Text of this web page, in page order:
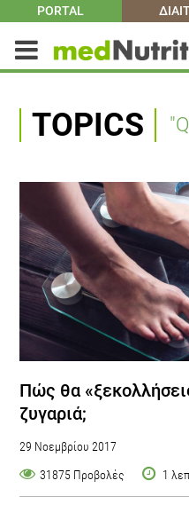
PORTAL
TOPICS
Πώς θα
ζυγαριά;
29 Νοεμβρίου 2017
31875 Προβολές
1